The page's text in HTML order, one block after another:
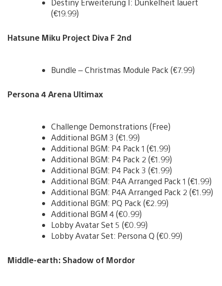
(€19.99)
Hatsune Miku Project Diva F 2nd
Bundle – Christmas Module Pack (€7.99)
Persona 4 Arena Ultimax
Challenge Demonstrations (Free)
Additional BGM 3 (€1.99)
Additional BGM: P4 Pack 1 (€1.99)
Additional BGM: P4 Pack 2 (€1.99)
Additional BGM: P4 Pack 3 (€1.99)
Additional BGM: P4A Arranged Pack 1 (€1.99)
Additional BGM: P4A Arranged Pack 2 (€1.99)
Additional BGM: PQ Pack (€2.99)
Additional BGM 4 (€0.99)
Lobby Avatar Set 5 (€0.99)
Lobby Avatar Set: Persona Q (€0.99)
Middle-earth: Shadow of Mordor